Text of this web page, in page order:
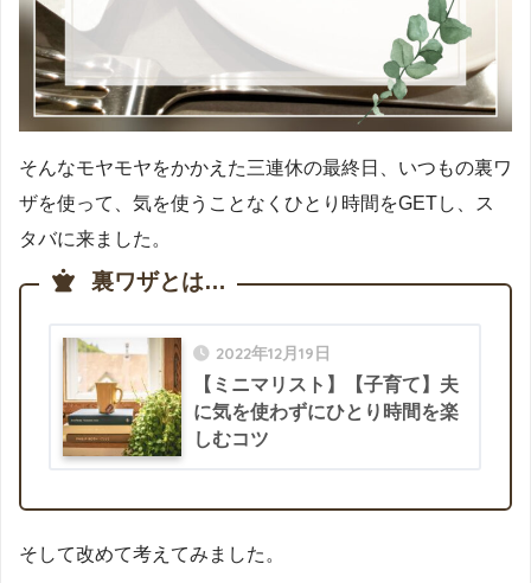
そんなモヤモヤをかかえた三連休の最終日、いつもの裏ワ
ザを使って、気を使うことなくひとり時間をGETし、ス
タバに来ました。
裏ワザとは…
2022年12月19日
【ミニマリスト】【子育て】夫
に気を使わずにひとり時間を楽
しむコツ
そして改めて考えてみました。